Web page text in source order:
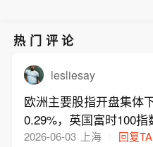
热门评论
lesliesay
欧洲主要股指开盘集体
0.29%，英国富时100
数跌0.37%，德国dax指
2026-06-03 上海 回复TA